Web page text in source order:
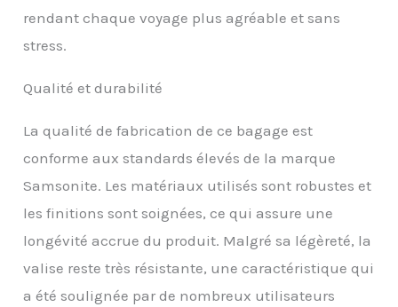
rendant chaque voyage plus agréable et sans
stress.
Qualité et durabilité
La qualité de fabrication de ce bagage est
conforme aux standards élevés de la marque
Samsonite. Les matériaux utilisés sont robustes et
les finitions sont soignées, ce qui assure une
longévité accrue du produit. Malgré sa légèreté, la
valise reste très résistante, une caractéristique qui
a été soulignée par de nombreux utilisateurs